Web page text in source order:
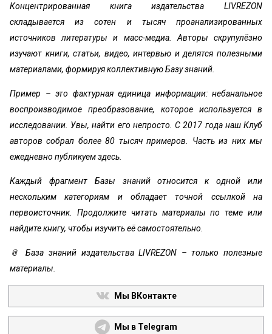
Концентрированная книга издательства LIVREZON
складывается из сотен и тысяч проанализированных
источников литературы и масс-медиа. Авторы скрупулёзно
изучают книги, статьи, видео, интервью и делятся полезными
материалами, формируя коллективную Базу знаний.
Пример – это фактурная единица информации: небанальное
воспроизводимое преобразование, которое используется в
исследовании. Увы, найти его непросто. С 2017 года наш Клуб
авторов собрал более 80 тысяч примеров. Часть из них мы
ежедневно публикуем здесь.
Каждый фрагмент Базы знаний относится к одной или
нескольким категориям и обладает точной ссылкой на
первоисточник. Продолжите читать материалы по теме или
найдите книгу, чтобы изучить её самостоятельно.
📎 База знаний издательства LIVREZON – только полезные
материалы.
Мы ВКонтакте
Мы в Telegram